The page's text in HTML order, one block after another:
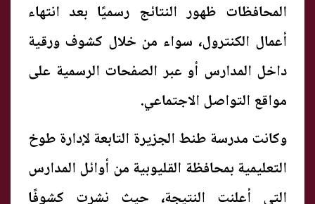
المحافظات ظهور النتائج رسميًا بعد انتهاء
أعمال الكنترول، سواء من خلال كشوف ورقية
داخل المدارس أو عبر الصفحات الرسمية على
مواقع التواصل الاجتماعي.
وكانت مدرسة طنط الجزيرة التابعة لإدارة طوخ
التعليمية بمحافظة القليوبية من أوائل المدارس
التي أعلنت النتيجة، حيث نشرت كشوفًا